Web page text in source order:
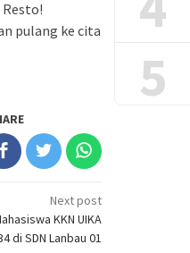
pulang ke cita
Next post
KKN UIKA
di SDN Lanbau 01
5